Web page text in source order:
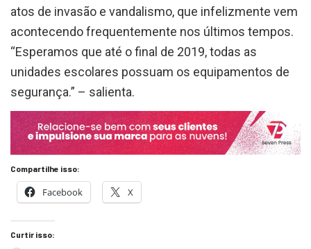
atos de invasão e vandalismo, que infelizmente vem
acontecendo frequentemente nos últimos tempos.
“Esperamos que até o final de 2019, todas as
unidades escolares possuam os equipamentos de
segurança.” – salienta.
Compartilhe isso:
Facebook X
Curtir isso: